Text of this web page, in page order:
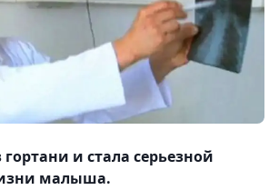
и стала серьезной
малыша.